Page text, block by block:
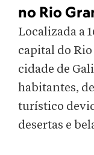
no Rio
Localizada a
capital do
cidade de
habitantes,
turístico
desertas e